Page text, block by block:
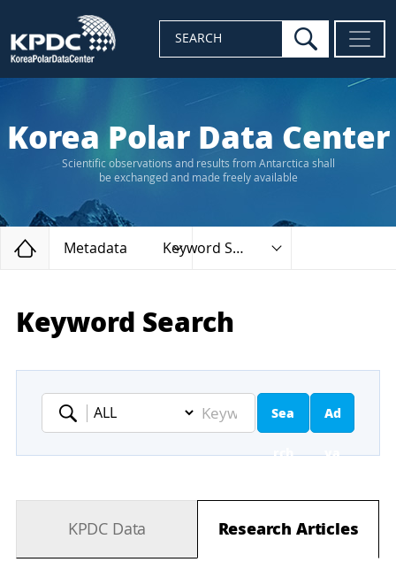
SEARCH search
Korea Polar Data Center
Scientific observations and results from Antarctica shall
be exchanged and made freely available
Home
Metadata Keyword Search
Keyword Search
Keyword
Sea
rch
Ad
va
ed
KPDC Data Research Articles